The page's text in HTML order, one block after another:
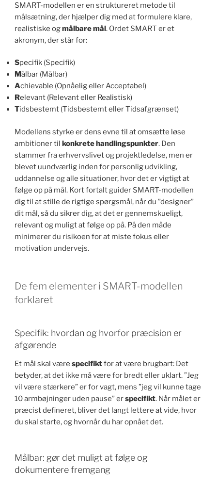
SMART-modellen er en struktureret metode til
målsætning, der hjælper dig med at formulere klare,
realistiske ogmålbare mål. Ordet SMART er et
akronym, der står for:
Specifik (Specifik)
Målbar (Målbar)
Achievable (Opnåelig eller Acceptabel)
Relevant (Relevant eller Realistisk)
Tidsbestemt (Tidsbestemt eller Tidsafgrænset)
Modellens styrke er dens evne til at omsætte løse
ambitioner til konkrete handlingspunkter. Den
stammer fra erhvervslivet og projektledelse, men er
blevet uundværlig inden for personlig udvikling,
uddannelse og alle situationer, hvor det er vigtigt at
følge op på mål. Kort fortalt guider SMART-modellen
dig til at stille de rigtige spørgsmål, når du ”designer”
dit mål, så du sikrer dig, at det er gennemskueligt,
relevant og muligt at følge op på. På den måde
minimerer du risikoen for at miste fokus eller
motivation undervejs.
De fem elementer i SMART-modellen
forklaret
Specifik: hvordan og hvorfor præcision er
afgørende
Et mål skal være specifiktfor at være brugbart: Det
betyder, at det ikke må være for bredt eller uklart. ”Jeg
vil være stærkere” er for vagt, mens ”jeg vil kunne tage
10 armbøjninger uden pause” erspecifikt. Når målet er
præcist defineret, bliver det langt lettere at vide, hvor
du skal starte, og hvornår du har opnået det.
Målbar: gør det muligt at følge og
dokumentere fremgang